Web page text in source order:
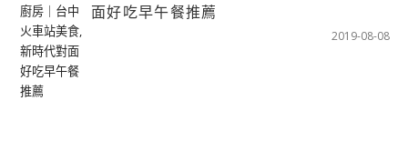
面好吃早午餐推薦
2019-08-08